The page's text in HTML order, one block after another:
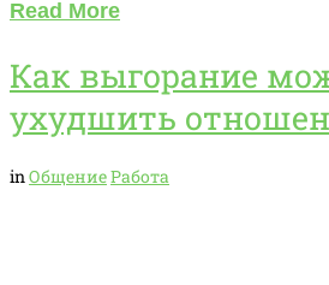
Read More
Как выгорание
ухудшить
inОбщениеРабота